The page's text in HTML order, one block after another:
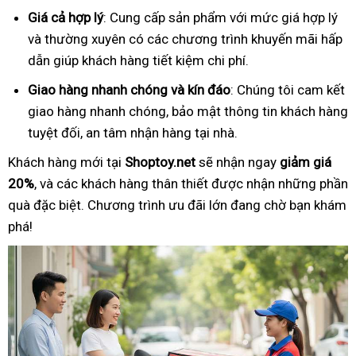
Giá cả hợp lý: Cung cấp sản phẩm với mức giá hợp lý
và thường xuyên có các chương trình khuyến mãi hấp
dẫn giúp khách hàng tiết kiệm chi phí.
Giao hàng nhanh chóng và kín đáo: Chúng tôi cam kết
giao hàng nhanh chóng, bảo mật thông tin khách hàng
tuyệt đối, an tâm nhận hàng tại nhà.
Khách hàng mới tại Shoptoy.net sẽ nhận ngay giảm giá
20%, và các khách hàng thân thiết được nhận những phần
quà đặc biệt. Chương trình ưu đãi lớn đang chờ bạn khám
phá!